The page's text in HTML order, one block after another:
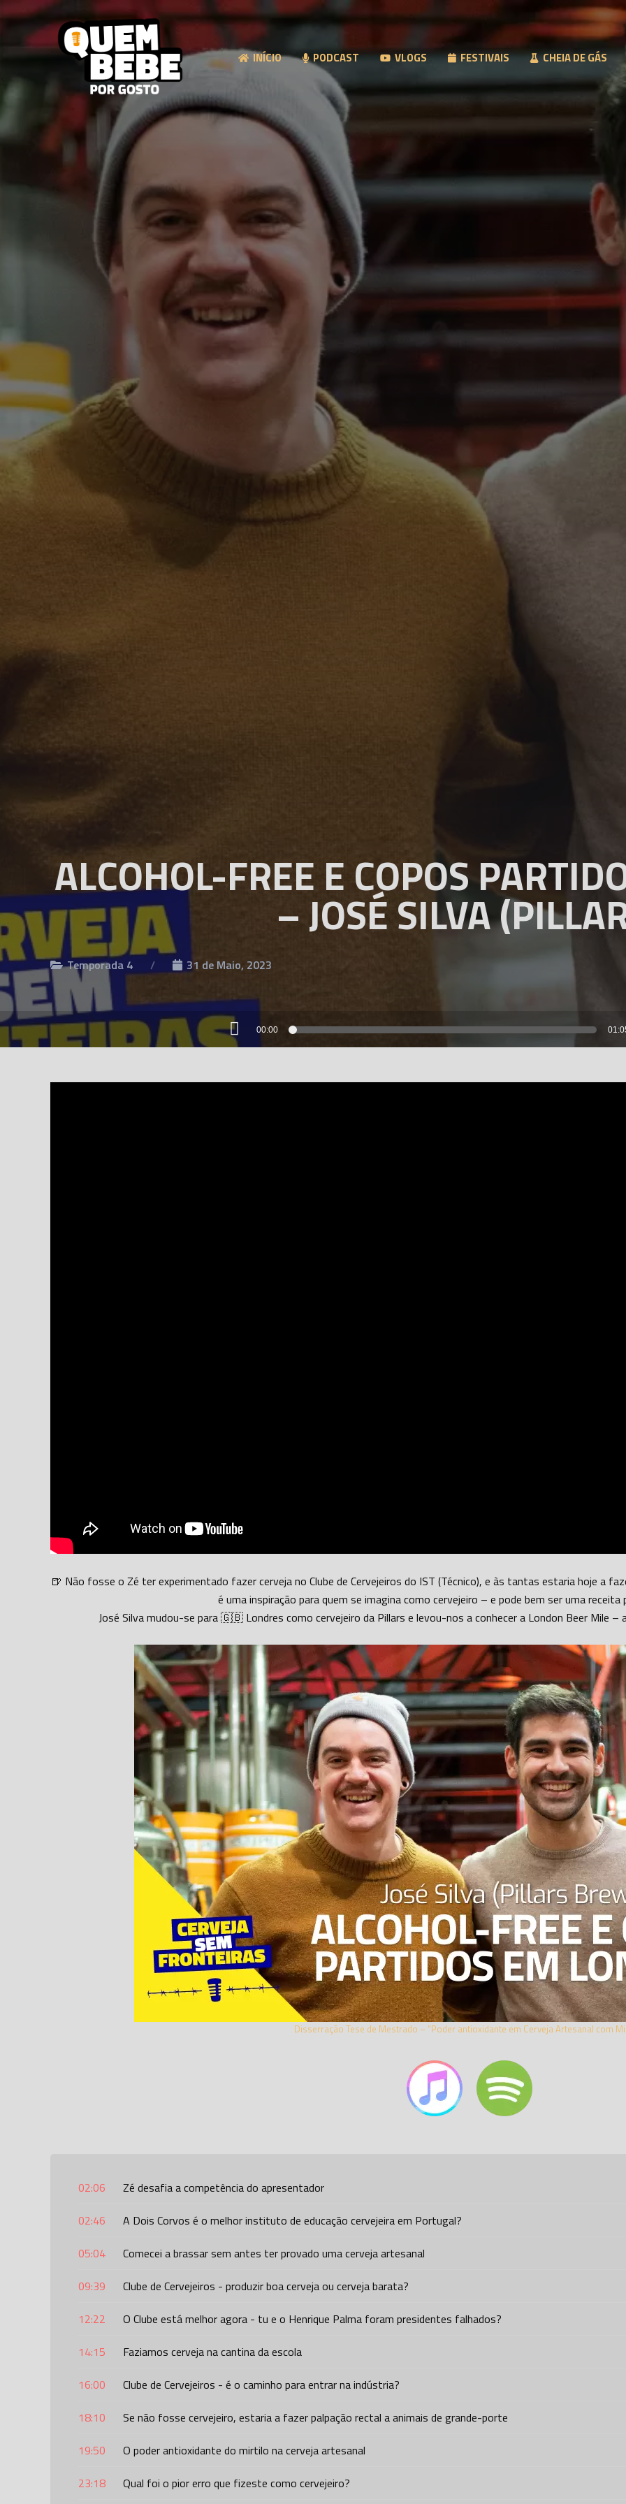
INÍCIO PODCAST VLOGS FESTIVAIS CHEIA DE GÁS
ALCOHOL-FREE E COPOS
– JOSÉ SILVA
Temporada 4 31 de Maio, 2023
de
00:00
🍺 Não fosse o Zé ter experimentado fazer cerveja no Clube de Cervejeiros do IST (Técnico), e às tantas estaria hoje a
é uma inspiração para quem se imagina como cervejeiro – e pode bem ser uma receita
José Silva mudou-se para 🇬🇧 Londres como cervejeiro da Pillars e levou-nos a conhecer a London Beer Mile –
Disserração Tese de Mestrado – “Poder antioxidante em Cerveja Artesanal com
02:06
Zé desafia a competência do apresentador
02:46
A Dois Corvos é o melhor instituto de educação cervejeira em Portugal?
05:04
Comecei a brassar sem antes ter provado uma cerveja artesanal
09:39
Clube de Cervejeiros - produzir boa cerveja ou cerveja barata?
12:22
O Clube está melhor agora - tu e o Henrique Palma foram presidentes falhados?
14:15
Faziamos cerveja na cantina da escola
16:00
Clube de Cervejeiros - é o caminho para entrar na indústria?
18:10
Se não fosse cervejeiro, estaria a fazer palpação rectal a animais de grande-porte
19:50
O poder antioxidante do mirtilo na cerveja artesanal
23:18
Qual foi o pior erro que fizeste como cervejeiro?